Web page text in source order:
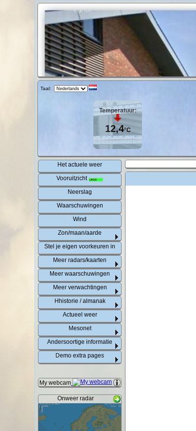
Taal:
Temperatuur:
12,4°C
Het actuele weer
Vooruitzicht
Neerslag
Waarschuwingen
Wind
Zon/maan/aarde
Stel je eigen voorkeuren in
Meer radars/kaarten
Meer waarschuwingen
Meer verwachtingen
Hhistorie / almanak
Actueel weer
Mesonet
Andersoortige informatie
Demo extra pages
My webcam
Onweer radar